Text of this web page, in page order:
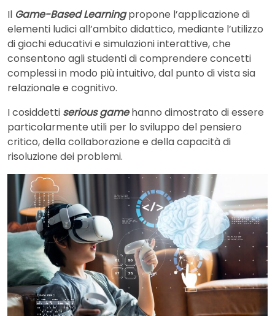
Il Game-Based Learningpropone l’applicazione di
elementi ludici all’ambito didattico, mediante l’utilizzo
di giochi educativi e simulazioni interattive, che
consentono agli studenti di comprendere concetti
complessi in modo più intuitivo, dal punto di vista sia
relazionale e cognitivo.
I cosiddetti serious gamehanno dimostrato di essere
particolarmente utili per lo sviluppo del pensiero
critico, della collaborazione e della capacità di
risoluzione dei problemi.